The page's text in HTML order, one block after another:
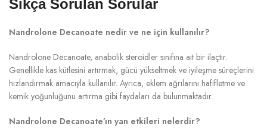
Sıkça Sorulan Sorular
Nandrolone Decanoate nedir ve ne için kullanılır?
Nandrolone Decanoate, anabolik steroidler sınıfına ait bir ilaçtır.
Genellikle kas kütlesini artırmak, gücü yükseltmek ve iyileşme süreçlerini
hızlandırmak amacıyla kullanılır. Ayrıca, eklem ağrılarını hafifletme ve
kemik yoğunluğunu artırma gibi faydaları da bulunmaktadır.
Nandrolone Decanoate’ın yan etkileri nelerdir?